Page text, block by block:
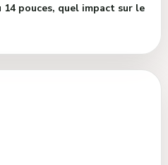
pouces, quel impact sur le